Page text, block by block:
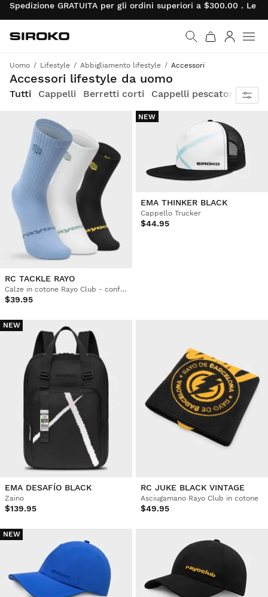
Spedizione GRATUITA per gli ordini superiori a $300.00 .
Vai alla home page
Siroko.com
Uomo Lifestyle Abbigliamento lifestyle Accessori
Accessori lifestyle da uomo
Accessori funzionali e versatili, capaci di dare personalità e stile a qualsiasi outfit
Tutti Cappelli Berretti corti Cappelli pescatore
RC TACKLE RAYO
Calze in cotone Rayo Club - confezione da 3 paia
$39.95
NEW
EMA THINKER BLACK
Cappello Trucker
$44.95
NEW
EMA DESAFÍO BLACK
Zaino
$139.95
RC JUKE BLACK VINTAGE
Asciugamano Rayo Club in cotone
$49.95
NEW